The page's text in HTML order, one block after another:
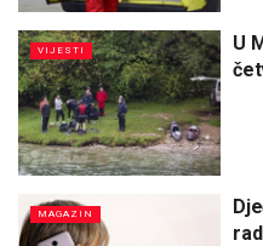
VIJESTI
U
MAGAZIN